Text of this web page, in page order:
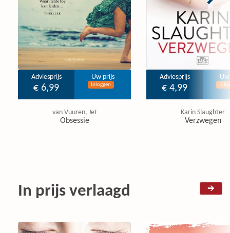
Adviesprijs
€ 6,99
Uw prijs
Inloggen
van Vuuren, Jet
Obsessie
Adviesprijs
€ 4,99
Karin Slaughter
Verzwegen
In prijs verlaagd